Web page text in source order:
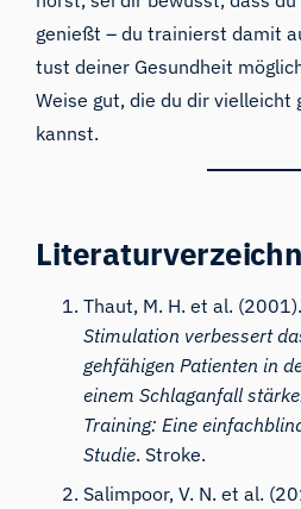
genießt – du trainierst damit
tust deiner Gesundheit
Weise gut, die du dir vielleicht
kannst.
Thaut, M. H. et al. (2001).
Stimulation verbessert
gehfähigen Patienten in
einem Schlaganfall
Training: Eine
Studie. Stroke.
Salimpoor, V. N. et al.